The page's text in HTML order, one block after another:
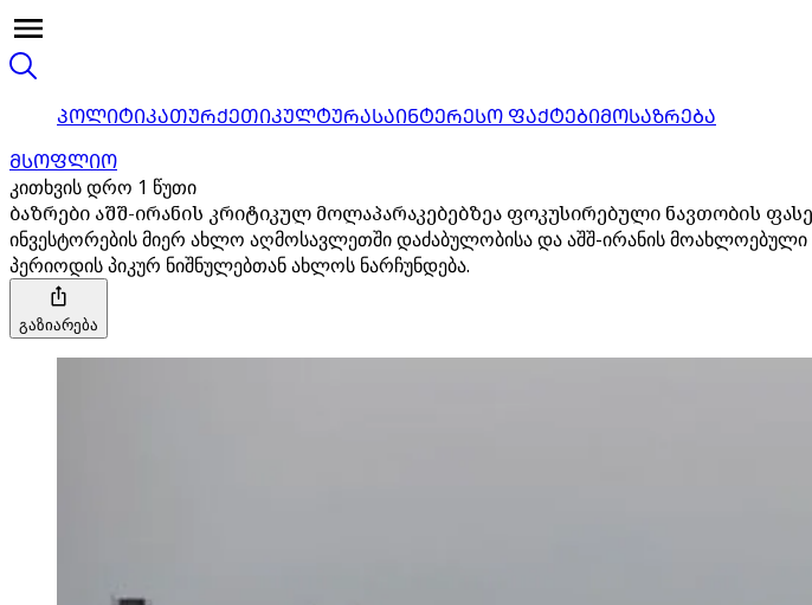
ᲞᲝᲚᲘᲢᲘᲙᲐᲗᲣᲠᲥᲔᲗᲘᲙᲣᲚᲢᲣᲠᲐᲡᲐᲘᲜᲢᲔᲠᲔᲡᲝ ᲤᲐᲥᲢᲔᲑᲘᲛᲝᲡᲐᲖᲠᲔᲑᲐ
ᲛᲡᲝᲤᲚᲘᲝ
კითხვის დრო 1 წუთი
ბაზრები აშშ-ირანის კრიტიკულ მოლაპარაკებებზეა ფოკუსირებული ნავთობის
ინვესტორების მიერ ახლო აღმოსავლეთში დაძაბულობისა და აშშ-ირანის
პერიოდის პიკურ ნიშნულებთან ახლოს ნარჩუნდება.
გაზიარება